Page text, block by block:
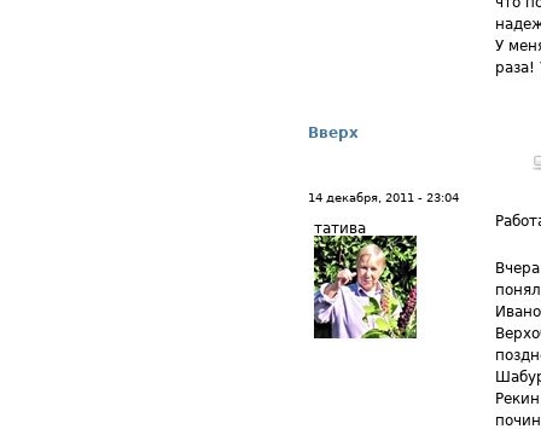
У
раза!
Вверх
14 декабря, 2011 - 23:04
татива